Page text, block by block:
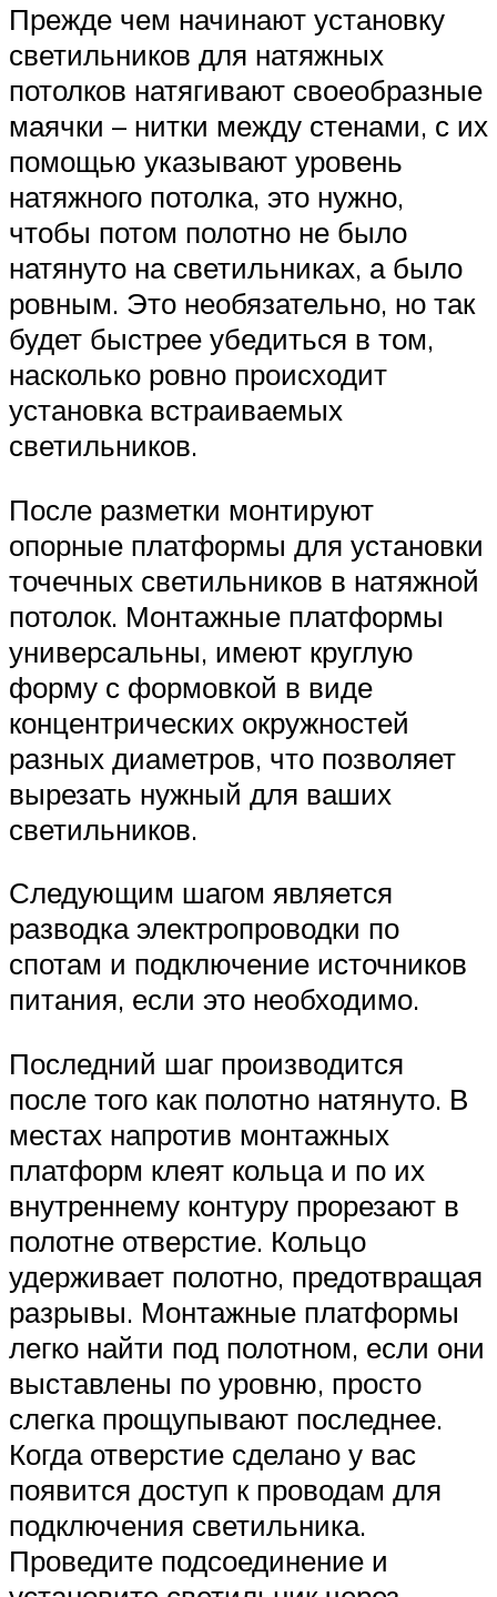
Прежде чем начинают установку
светильников для натяжных
потолков натягивают своеобразные
маячки – нитки между стенами, с их
помощью указывают уровень
натяжного потолка, это нужно,
чтобы потом полотно не было
натянуто на светильниках, а было
ровным. Это необязательно, но так
будет быстрее убедиться в том,
насколько ровно происходит
установка встраиваемых
светильников.
После разметки монтируют
опорные платформы для установки
точечных светильников в натяжной
потолок. Монтажные платформы
универсальны, имеют круглую
форму с формовкой в виде
концентрических окружностей
разных диаметров, что позволяет
вырезать нужный для ваших
светильников.
Следующим шагом является
разводка электропроводки по
спотам и подключение источников
питания, если это необходимо.
Последний шаг производится
после того как полотно натянуто. В
местах напротив монтажных
платформ клеят кольца и по их
внутреннему контуру прорезают в
полотне отверстие. Кольцо
удерживает полотно, предотвращая
разрывы. Монтажные платформы
легко найти под полотном, если они
выставлены по уровню, просто
слегка прощупывают последнее.
Когда отверстие сделано у вас
появится доступ к проводам для
подключения светильника.
Проведите подсоединение и